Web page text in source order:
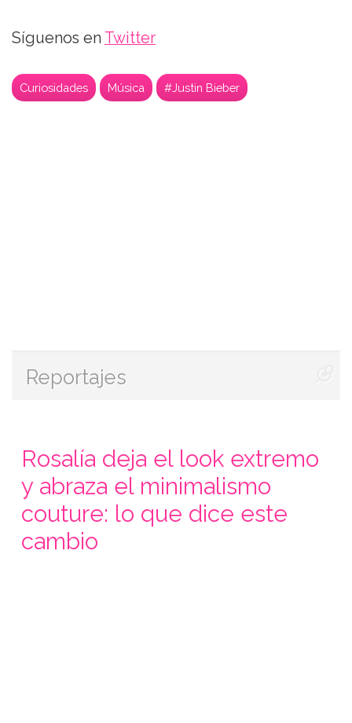
Síguenos en Twitter
Curiosidades Música #Justin Bieber
Reportajes
Rosalía deja el look extremo
y abraza el minimalismo
couture: lo que dice este
cambio